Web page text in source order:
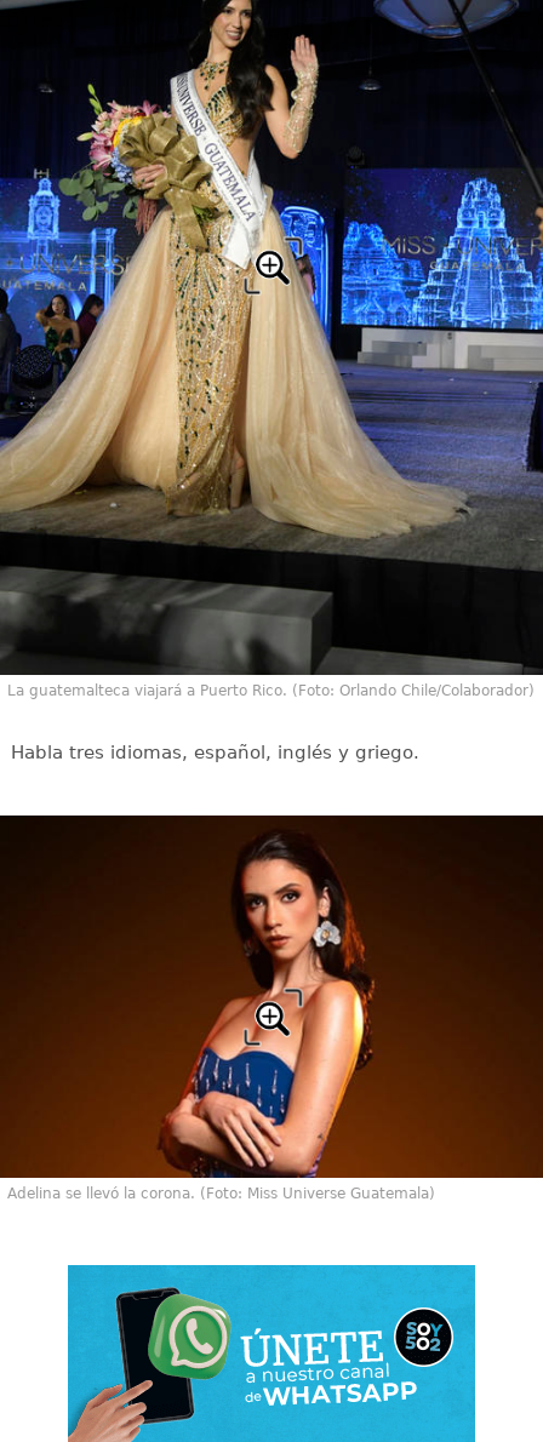
La guatemalteca viajará a Puerto Rico. (Foto: Orlando Chile/Colaborador)
Habla tres idiomas, español, inglés y griego.
Adelina se llevó la corona. (Foto: Miss Universe Guatemala)